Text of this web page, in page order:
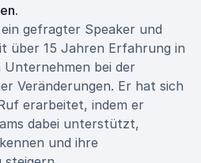
gefragter Speaker und
über 15 Jahren Erfahrung in
bei der
Veränderungen. Er hat sich
erarbeitet, indem er
dabei unterstützt,
und ihre